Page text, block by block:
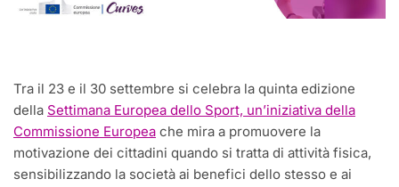
Tra il 23 e il 30 settembre si celebra la quinta edizione
della Settimana Europea dello Sport, un’iniziativa della
Commissione Europea che mira a promuovere la
motivazione dei cittadini quando si tratta di attività fisica,
sensibilizzando la società ai benefici dello stesso e ai